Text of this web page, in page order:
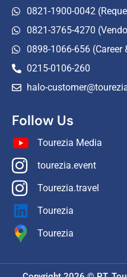
0821-1900-0042
0821-3765-4270
0898-1066-656 (Career
0215-0106-260
halo-
Follow Us
Tourezia Media
tourezia.event
Tourezia.travel
Tourezia
Tourezia